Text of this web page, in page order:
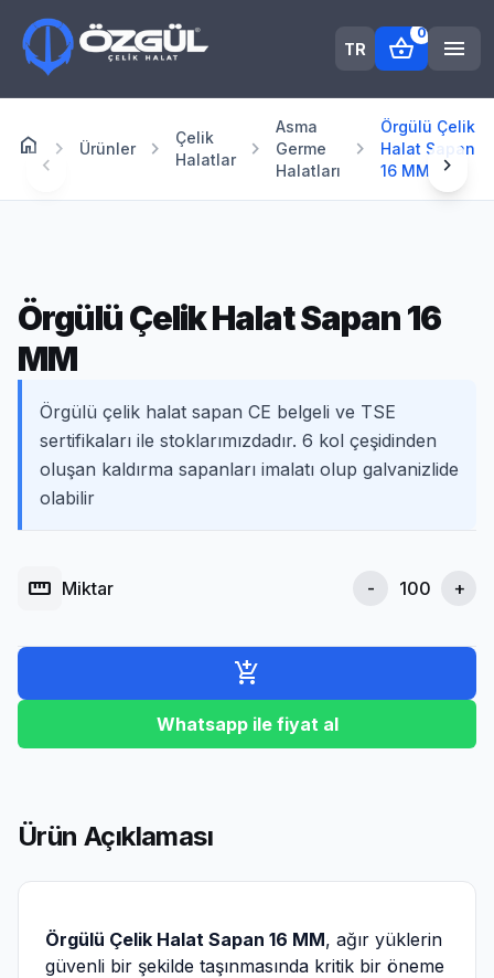
TR shopping_basket
0
menu
home Anasayfa
chevron_right Ürünler chevron_right
Çelik
Halatlar
chevron_right
Asma
Germe
Halatları
chevron_right
Örgülü Çelik
Halat Sapan
16 MM
chevron_left chevron_right
Örgülü Çelik Halat Sapan 16
MM
Örgülü çelik halat sapan CE belgeli ve TSE
sertifikaları ile stoklarımızdadır. 6 kol çeşidinden
oluşan kaldırma sapanları imalatı olup galvanizlide
olabilir
straighten Miktar - +
add_shopping_cart
Whatsapp ile fiyat al
Ürün Açıklaması
Örgülü Çelik Halat Sapan 16 MM, ağır yüklerin
güvenli bir şekilde taşınmasında kritik bir öneme